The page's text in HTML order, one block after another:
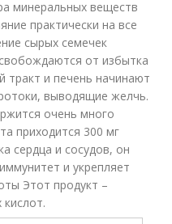
минеральных веществ
практически на все
сырых семечек
от избытка
тракт и печень начинают
выводящие желчь.
очень много
приходится 300 мг
сердца и сосудов, он
и укрепляет
Этот продукт –